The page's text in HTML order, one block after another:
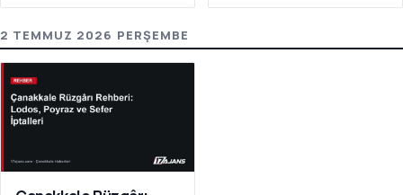
2 TEMMUZ 2026 PERŞEMBE